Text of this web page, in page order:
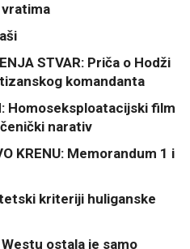
STVAR: Priča o Hodži
komandanta
Homoseksploatacijski film
narativ
KRENU: Memorandum 1 i
kriteriji huliganske
Westu ostala je samo